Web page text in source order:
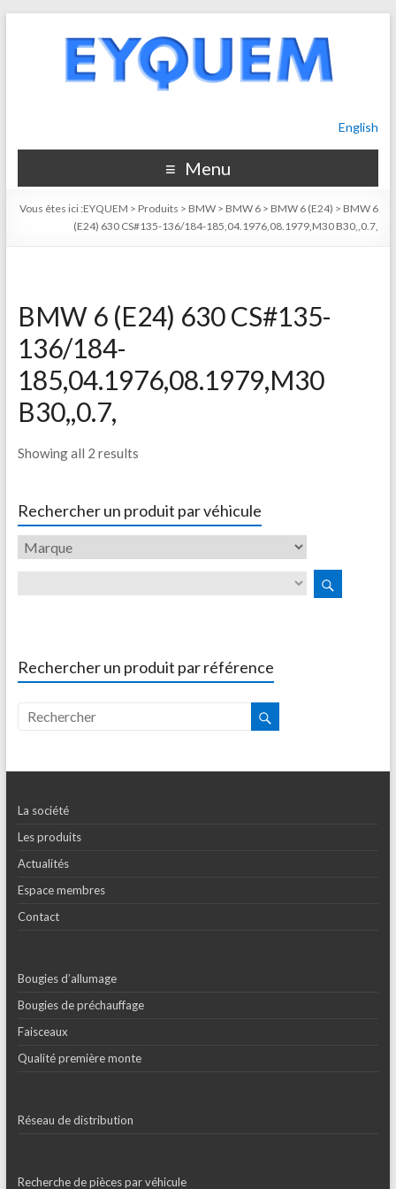
English
Menu
Vous êtes ici :EYQUEM > Produits > BMW > BMW 6 > BMW 6 (E24) > BMW 6
(E24) 630 CS#135-136/184-185,04.1976,08.1979,M30 B30,,0.7,
BMW 6 (E24) 630 CS#135-
136/184-
185,04.1976,08.1979,M30
B30,,0.7,
Showing all 2 results
Rechercher un produit par véhicule
Rechercher un produit par référence
La société
Les produits
Actualités
Espace membres
Contact
Bougies d’allumage
Bougies de préchauffage
Faisceaux
Qualité première monte
Réseau de distribution
Recherche de pièces par véhicule